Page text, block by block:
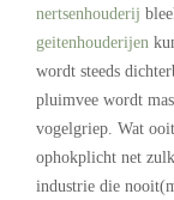
nertsenhouderij
geitenhouderijen
wordt steeds
pluimvee wordt
vogelgriep. Wat
ophokplicht net
industrie die